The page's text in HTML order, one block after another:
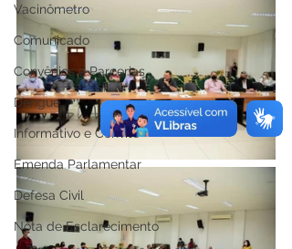
Vacinômetro
Comunicado
Convênios e Parcerias
Dengue
Informativo e Convite
Emenda Parlamentar
Defesa Civil
Nota de Esclarecimento